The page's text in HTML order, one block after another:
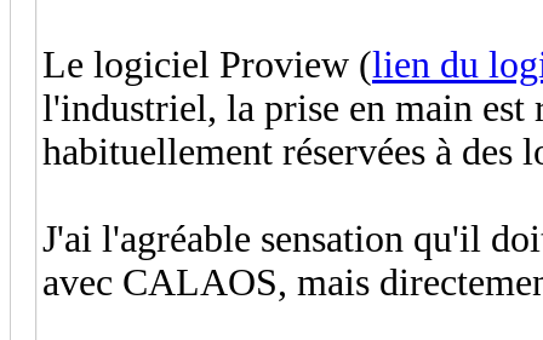
Le logiciel Proview (lien du
l'industriel, la prise en main est
habituellement réservées à des
J'ai l'agréable sensation qu'il
avec CALAOS, mais